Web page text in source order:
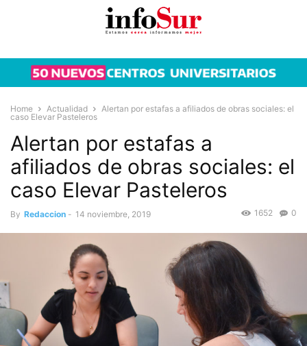
Home Actualidad
Alertan por estafas a afiliados de obras sociales: el
caso Elevar Pasteleros
Alertan por estafas a
afiliados de obras sociales: el
caso Elevar Pasteleros
By Redaccion - 14 noviembre, 2019 0
1652